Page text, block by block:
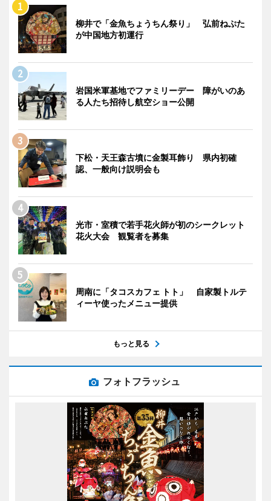
柳井で「金魚ちょうちん祭り」 弘前ねぷた
が中国地方初運行
岩国米軍基地でファミリーデー 障がいのあ
る人たち招待し航空ショー公開
下松・天王森古墳に金製耳飾り 県内初確
認、一般向け説明会も
光市・室積で若手花火師が初のシークレット
花火大会 観覧者を募集
周南に「タコスカフェ トト」 自家製トルテ
ィーヤ使ったメニュー提供
もっと見る
フォトフラッシュ